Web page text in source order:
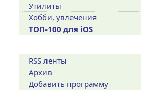
Утилиты
Хобби, увлечения
ТОП-100 для iOS
RSS ленты
Архив
Добавить программу